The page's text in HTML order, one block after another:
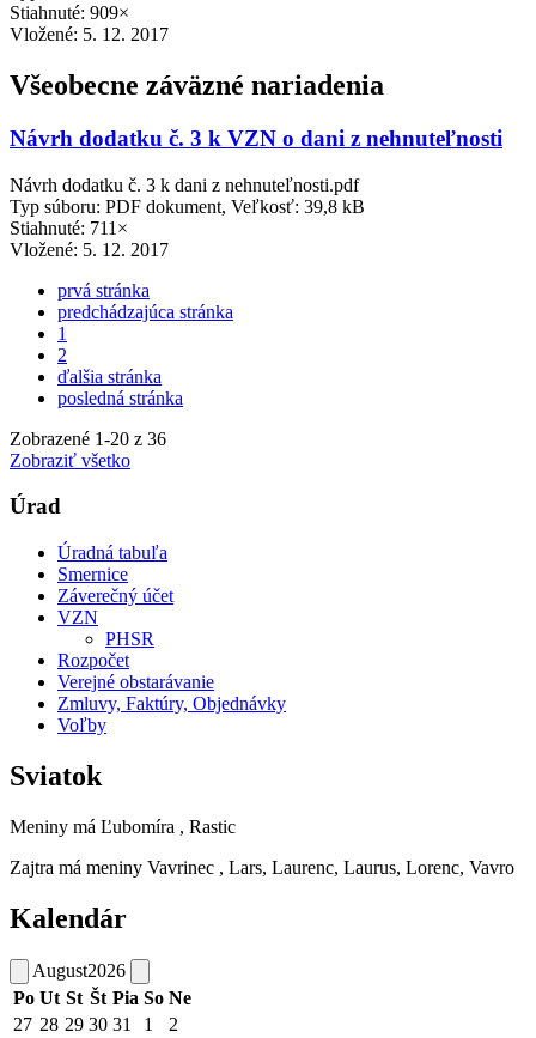
Stiahnuté: 909×
Vložené: 5. 12. 2017
Všeobecne záväzné nariadenia
Návrh dodatku č. 3 k VZN o dani z nehnuteľnosti
Návrh dodatku č. 3 k dani z nehnuteľnosti.pdf
Typ súboru: PDF dokument, Veľkosť: 39,8 kB
Stiahnuté: 711×
Vložené: 5. 12. 2017
prvá stránka
predchádzajúca stránka
1
2
ďalšia stránka
posledná stránka
Zobrazené 1-20 z 36
Zobraziť všetko
Úrad
Úradná tabuľa
Smernice
Záverečný účet
VZN
PHSR
Rozpočet
Verejné obstarávanie
Zmluvy, Faktúry, Objednávky
Voľby
Sviatok
Meniny má Ľubomíra , Rastic
Zajtra má meniny Vavrinec , Lars, Laurenc, Laurus, Lorenc, Vavro
Kalendár
August2026
Po Ut St Št Pia So Ne
27 28 29 30 31 1
2